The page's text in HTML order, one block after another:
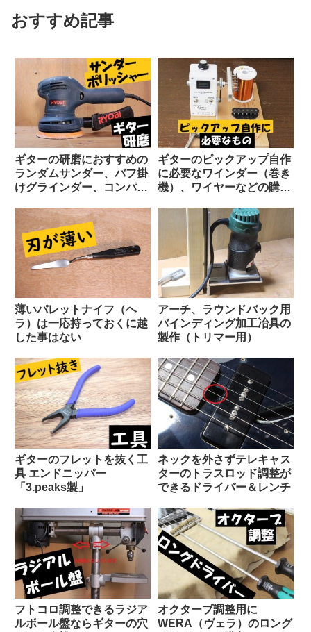
おすすめ記事
ギターの研磨におすすめの
ランダムサンダー、バフ掛
けグラインダー、コンパウ
ギターのピックアップ自作
に必要なワインダー（巻き
機）、ワイヤーなどの購入
薄いパレットナイフ（ヘ
ラ）は一応持っておくに越
した事はない
アーチ、ラウンドバック用
バインディング加工冶具の
製作（トリマー用）
ギターのフレットを抜く工
具 エンドニッパー
「3.peaks製」
ネックを外さずテレキャス
ターのトラスロッド調整が
できるドライバー＆レンチ
フトコロ調整できるラジア
ルボール盤ならギターの穴
オクターブ調整用に
WERA（ヴェラ）のロング